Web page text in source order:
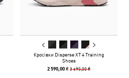
Кросівки Disperse XT 4 Training
Shoes
2 590,00 ₴3 690,00 ₴